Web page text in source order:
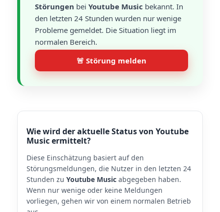
Störungen bei Youtube Music bekannt. In
den letzten 24 Stunden wurden nur wenige
Probleme gemeldet. Die Situation liegt im
normalen Bereich.
🚨 Störung melden
Wie wird der aktuelle Status von Youtube
Music ermittelt?
Diese Einschätzung basiert auf den
Störungsmeldungen, die Nutzer in den letzten 24
Stunden zu Youtube Music abgegeben haben.
Wenn nur wenige oder keine Meldungen
vorliegen, gehen wir von einem normalen Betrieb